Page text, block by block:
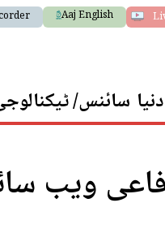
Aaj English
دنیا سائنس/
ویب